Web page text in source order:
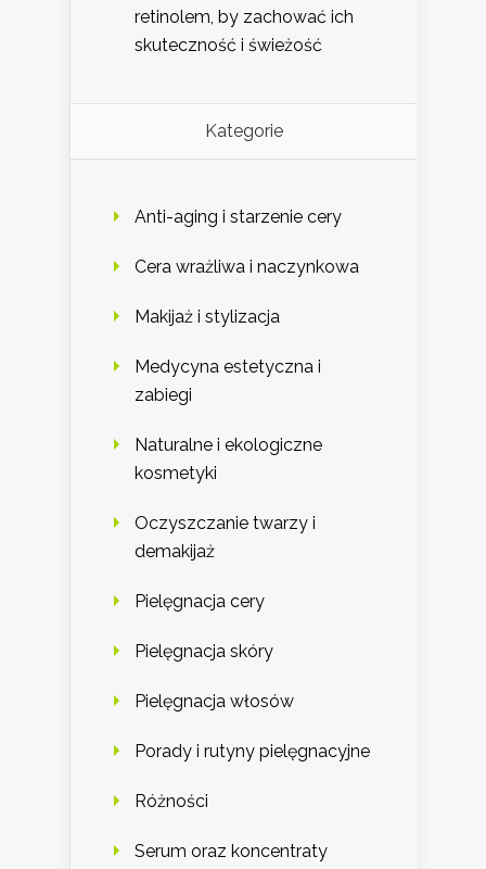
retinolem, by zachować ich
skuteczność i świeżość
Kategorie
Anti-aging i starzenie cery
Cera wrażliwa i naczynkowa
Makijaż i stylizacja
Medycyna estetyczna i
zabiegi
Naturalne i ekologiczne
kosmetyki
Oczyszczanie twarzy i
demakijaż
Pielęgnacja cery
Pielęgnacja skóry
Pielęgnacja włosów
Porady i rutyny pielęgnacyjne
Różności
Serum oraz koncentraty